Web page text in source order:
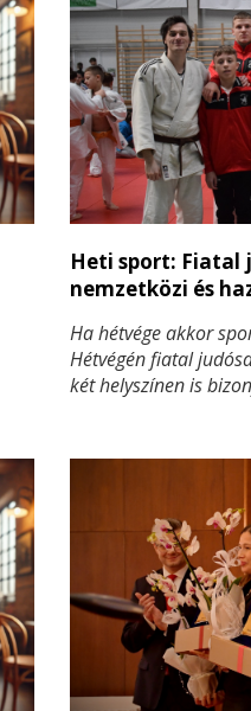
Heti sport: Fiatal
nemzetközi és
Ha hétvége akkor
Hétvégén fiatal
két helyszínen is
teljesítményt
tovább öregbítve